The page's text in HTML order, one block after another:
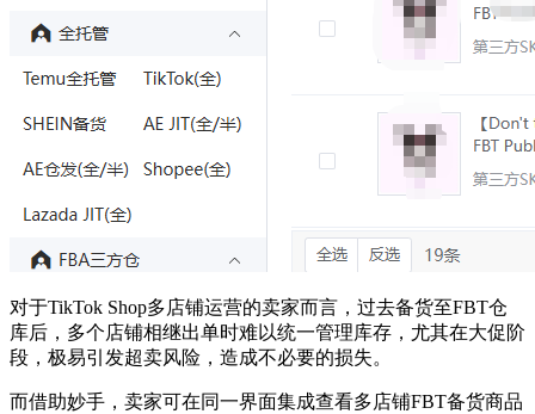
对于TikTok Shop多店铺运营的卖家而言，过去备货至FBT仓
库后，多个店铺相继出单时难以统一管理库存，尤其在大促阶
段，极易引发超卖风险，造成不必要的损失。
而借助妙手，卖家可在同一界面集成查看多店铺FBT备货商品